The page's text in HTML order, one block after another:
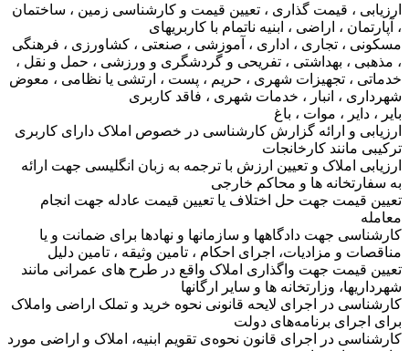
ارزیابی ، قیمت گذاری ، تعیین قیمت و کارشناسی زمین ، ساختمان
، آپارتمان ، اراضی ، ابنیه ناتمام با کاربریهای
مسکونی ، تجاری ، اداری ، آموزشی ، صنعتی ، کشاورزی ، فرهنگی
، مذهبی ، بهداشتی ، تفریحی و گردشگری و ورزشی ، حمل و نقل ،
خدماتی ، تجهیزات شهری ، حریم ، پست ، ارتشی یا نظامی ، معوض
شهرداری ، انبار ، خدمات شهری ، فاقد کاربری
بایر ، دایر ، موات ، باغ
ارزیابی و ارائه گزارش کارشناسی در خصوص املاک دارای کاربری
ترکیبی مانند کارخانجات
ارزیابی املاک و تعیین ارزش با ترجمه به زبان انگلیسی جهت ارائه
به سفارتخانه ها و محاکم خارجی
تعیین قیمت جهت حل اختلاف یا تعیین قیمت عادله جهت انجام
معامله
کارشناسی جهت دادگاهها و سازمانها و نهادها برای ضمانت و یا
مناقصات و مزادیات، اجرای احکام ، تامین وثیقه ، تامین دلیل
تعیین قیمت جهت واگذاری املاک واقع در طرح های عمرانی مانند
شهرداریها، وزارتخانه ها و سایر ارگانها
کارشناسی در اجرای لایحه قانونی نحوه خرید و تملک اراضی واملاک
برای اجرای برنامه‌های دولت
کارشناسی در اجرای قانون نحوه‌ی تقویم ابنیه، املاک و اراضی مورد